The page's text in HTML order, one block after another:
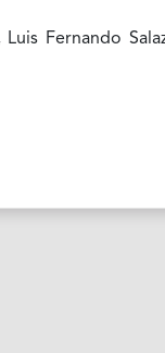
Fernando